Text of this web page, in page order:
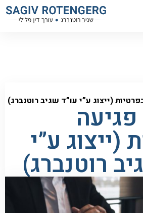
(ייצוג ע”י עו”ד שגיב רוטנברג)
פגיעה
(ייצוג ע”י
רוטנברג)